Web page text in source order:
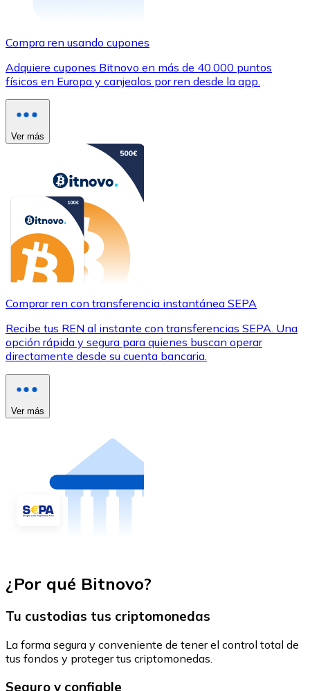
Compra ren usando cupones
Adquiere cupones Bitnovo en más de 40.000 puntos
físicos en Europa y canjealos por ren desde la app.
Ver más
Comprar ren con transferencia instantánea SEPA
Recibe tus REN al instante con transferencias SEPA. Una
opción rápida y segura para quienes buscan operar
directamente desde su cuenta bancaria.
Ver más
¿Por qué Bitnovo?
Tu custodias tus criptomonedas
La forma segura y conveniente de tener el control total de
tus fondos y proteger tus criptomonedas.
Seguro y confiable